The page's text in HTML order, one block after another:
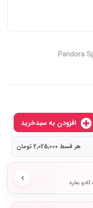
Pandora
هر قسط 2,025,000 تومان
بخره